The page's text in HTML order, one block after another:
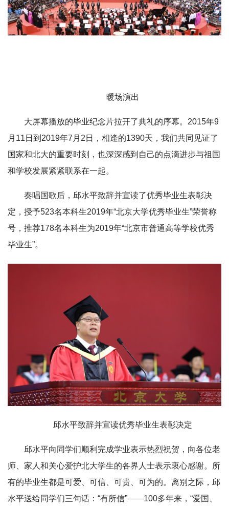
暖场演出
大屏幕播放的毕业纪念片拉开了典礼的序幕。2015年9
月11日到2019年7月2日，相逢的1390天，我们共同见证了
国家和北大的重要时刻，也深深感到自己的点滴进步与祖国
和学校发展紧紧联系在一起。
奏唱国歌后，邱水平致辞并宣读了优秀毕业生表彰决
定，授予523名本科生2019年“北京大学优秀毕业生”荣誉称
号，推荐178名本科生为2019年“北京市普通高等学校优秀
毕业生”。
邱水平致辞并宣读优秀毕业生表彰决定
邱水平向同学们顺利完成学业表示热烈祝贺，向各位老
师、家人和关心爱护北大学生的各界人士表示衷心感谢。所
有的毕业生都是可爱、可信、可贵、可为的。离别之际，邱
水平送给同学们三句话：“有所信”——100多年来，“爱国、